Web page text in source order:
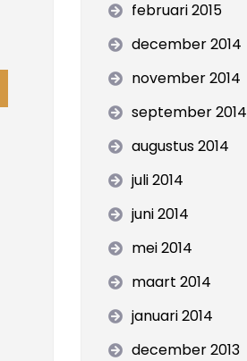
februari 2015
december 2014
november 2014
september 2014
augustus 2014
juli 2014
juni 2014
mei 2014
maart 2014
januari 2014
december 2013